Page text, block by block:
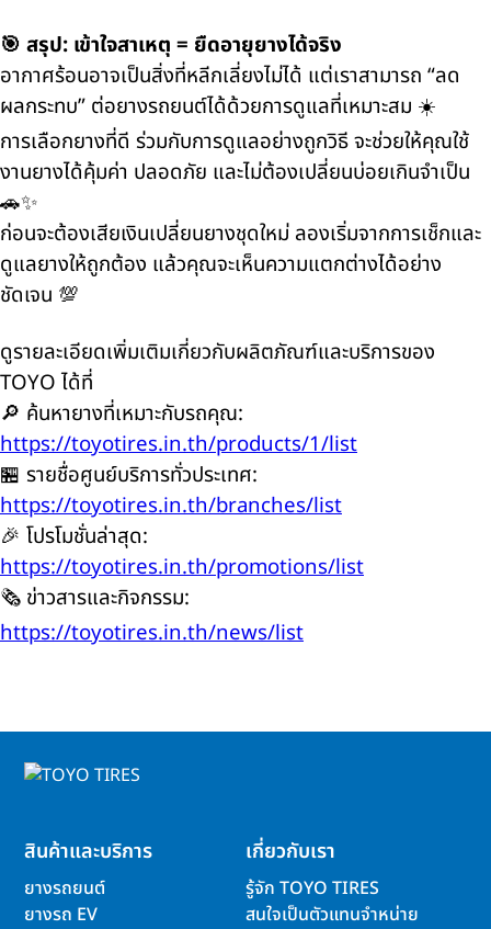
🎯 สรุป: เข้าใจสาเหตุ = ยืดอายุยางได้จริง
อากาศร้อนอาจเป็นสิ่งที่หลีกเลี่ยงไม่ได้ แต่เราสามารถ “ลด
ผลกระทบ” ต่อยางรถยนต์ได้ด้วยการดูแลที่เหมาะสม ☀️
การเลือกยางที่ดี ร่วมกับการดูแลอย่างถูกวิธี จะช่วยให้คุณใช้
งานยางได้คุ้มค่า ปลอดภัย และไม่ต้องเปลี่ยนบ่อยเกินจำเป็น
🚗✨
ก่อนจะต้องเสียเงินเปลี่ยนยางชุดใหม่ ลองเริ่มจากการเช็กและ
ดูแลยางให้ถูกต้อง แล้วคุณจะเห็นความแตกต่างได้อย่าง
ชัดเจน 💯
ดูรายละเอียดเพิ่มเติมเกี่ยวกับผลิตภัณฑ์และบริการของ
TOYO ได้ที่
🔎 ค้นหายางที่เหมาะกับรถคุณ:
https://toyotires.in.th/products/1/list
🏪 รายชื่อศูนย์บริการทั่วประเทศ:
https://toyotires.in.th/branches/list
🎉 โปรโมชั่นล่าสุด:
https://toyotires.in.th/promotions/list
🗞️ ข่าวสารและกิจกรรม:
https://toyotires.in.th/news/list
สินค้าและบริการ
ยางรถยนต์
ยางรถ EV
เกี่ยวกับเรา
รู้จัก TOYO TIRES
สนใจเป็นตัวแทนจำหน่าย